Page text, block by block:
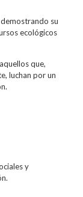
su
ecológicos
que,
luchan por un
y